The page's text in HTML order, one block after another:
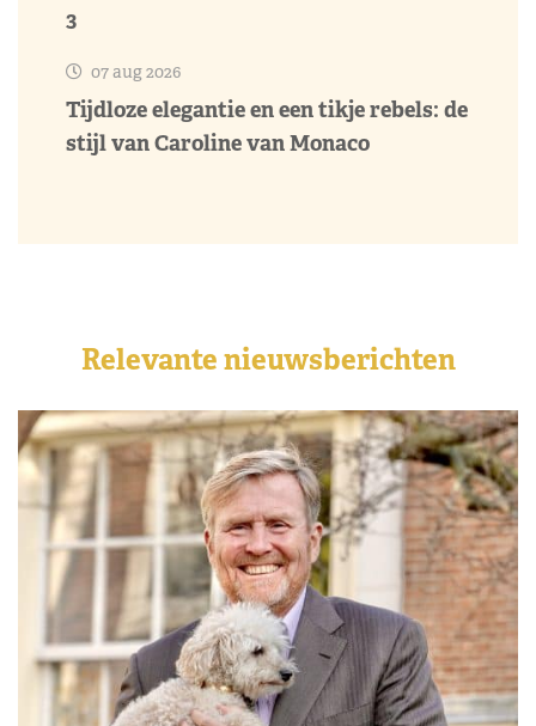
3
07 aug 2026
Tijdloze elegantie en een tikje rebels: de
stijl van Caroline van Monaco
Relevante nieuwsberichten